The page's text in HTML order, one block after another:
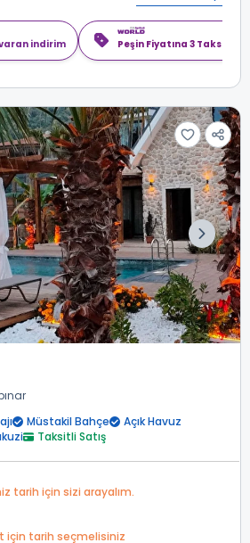
indirim Peşin Fiyatına 3 Taksit
Müstakil Bahçe
Açık Havuz
Taksitli Satış
tarih için sizi arayalım.
için tarih seçmelisiniz